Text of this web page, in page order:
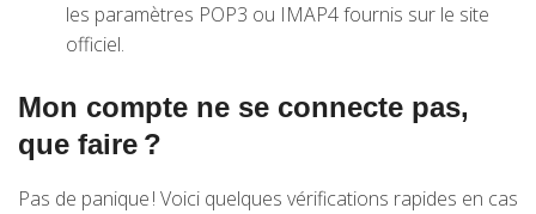
les paramètres POP3 ou IMAP4 fournis sur le site
officiel.
Mon compte ne se connecte pas,
que faire ?
Pas de panique ! Voici quelques vérifications rapides en cas